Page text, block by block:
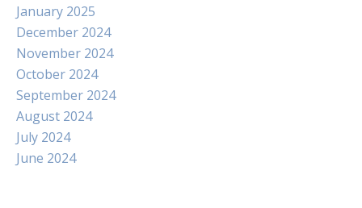
January 2025
December 2024
November 2024
October 2024
September 2024
August 2024
July 2024
June 2024